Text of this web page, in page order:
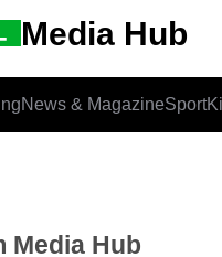
Media Hub
News & MagazineSport
Media Hub